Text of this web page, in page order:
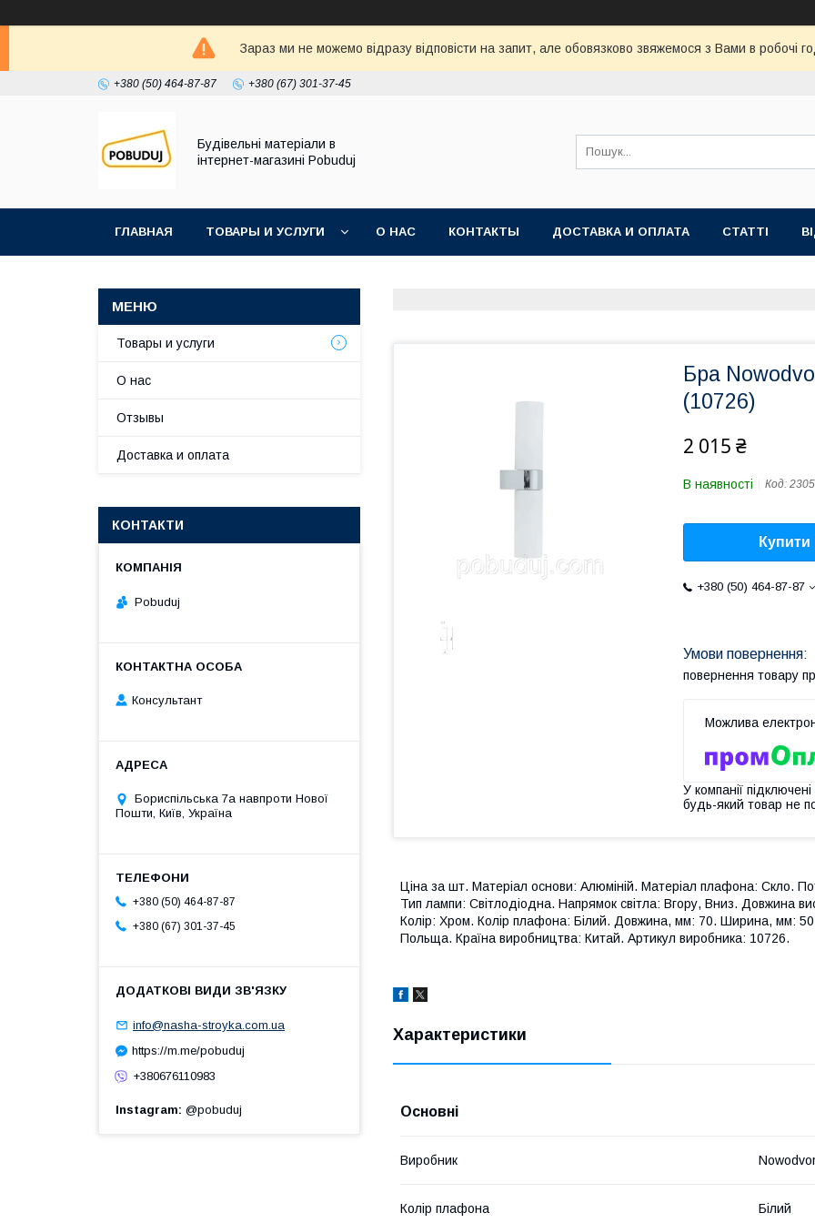
Зараз ми не можемо відразу відповісти на запит, але обовязково звяжемося з Вами в робочі
+380 (50) 464-87-87 +380 (67) 301-37-45
Будівельні матеріали в
інтернет-магазині Pobuduj
ГЛАВНАЯ ТОВАРЫ И УСЛУГИ О НАС КОНТАКТЫ ДОСТАВКА И ОПЛАТА СТАТТІ
Бра
(10726)
2 015 ₴
В наявності Код:
Купити
+380 (50) 464-87-87
повернення товару
У компанії
будь-який товар не
Ціна за шт. Матеріал основи: Алюміній. Матеріал плафона: Скло.
Тип лампи: Світлодіодна. Напрямок світла: Вгору, Вниз. Довжина
Колір: Хром. Колір плафона: Білий. Довжина, мм: 70. Ширина, мм:
Польща. Країна виробництва: Китай. Артикул виробника: 10726.
Характеристики
Основні
Виробник
Колір плафона Білий
Товары и услуги
О нас
Отзывы
Доставка и оплата
КОНТАКТИ
Pobuduj
Консультант
Бориспільська 7а навпроти Нової
Пошти, Київ, Україна
+380 (50) 464-87-87
+380 (67) 301-37-45
info@nasha-stroyka.com.ua
https://m.me/pobuduj
+380676110983
Instagram @pobuduj